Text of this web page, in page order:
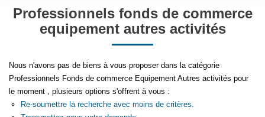
BIENS VENDUS
L'AGENCE
Présentation
L'équipe
Partenaires
Sélectionnez...
Type de bien
Surface min
Créer une alerte
Professionnels fonds de commerce
equipement autres activités
Nous n'avons pas de biens à vous proposer dans la catégorie
Professionnels Fonds de commerce Equipement Autres activités pour
le moment , plusieurs options s'offrent à vous :
Re-soumettre la recherche avec moins de critères.